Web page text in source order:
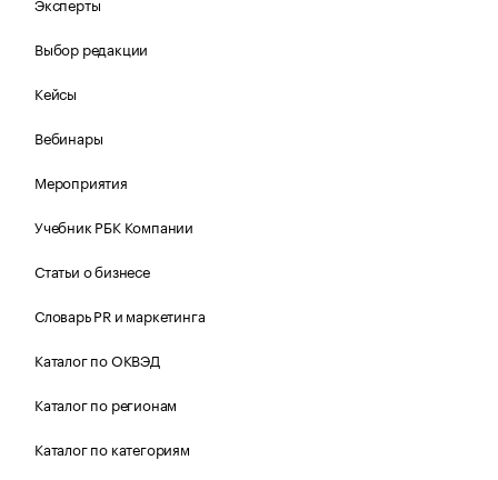
Выбор редакции
Кейсы
Вебинары
Мероприятия
Учебник РБК Компании
Статьи о бизнесе
Словарь PR и маркетинга
Каталог по ОКВЭД
Каталог по регионам
Каталог по категориям